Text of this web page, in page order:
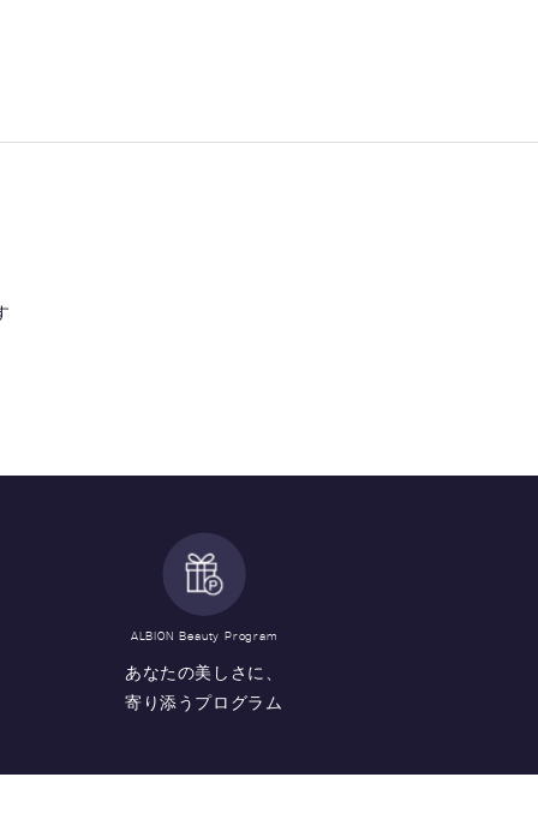
ALBION Beauty Program
あなたの美しさに、
寄り添うプログラム